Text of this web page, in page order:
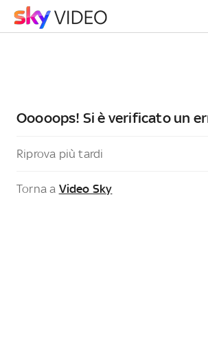
Ooooops! Si è verificato un
Riprova più tardi
Torna a Video Sky